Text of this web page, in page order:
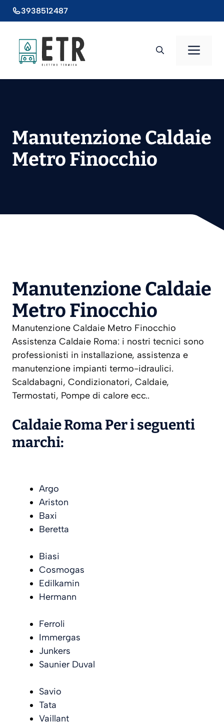
al
3938512487
Manutenzione Caldaie
Metro Finocchio
Manutenzione Caldaie
Metro Finocchio
Manutenzione Caldaie Metro Finocchio
Assistenza Caldaie Roma: i nostri tecnici sono
professionisti in installazione, assistenza e
manutenzione impianti termo-idraulici.
Scaldabagni, Condizionatori, Caldaie,
Termostati, Pompe di calore ecc..
Caldaie Roma Per i seguenti
marchi:
Argo
Ariston
Baxi
Beretta
Biasi
Cosmogas
Edilkamin
Hermann
Ferroli
Immergas
Junkers
Saunier Duval
Savio
Tata
Vaillant